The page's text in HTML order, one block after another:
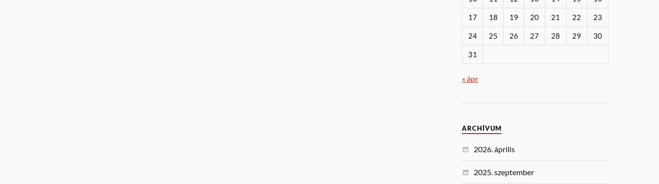
17 18 19 20 21 22 23
24 25 26 27 28 29 30
31
« ápr
ARCHÍVUM
2026. április
2025. szeptember